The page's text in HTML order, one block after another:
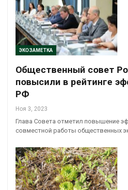
ЭКОЗАМЕТКА
Общественный совет
повысили в рейтинге
РФ
Ноя 3, 2023
Глава Совета отметил повышение
совместной работы общественных